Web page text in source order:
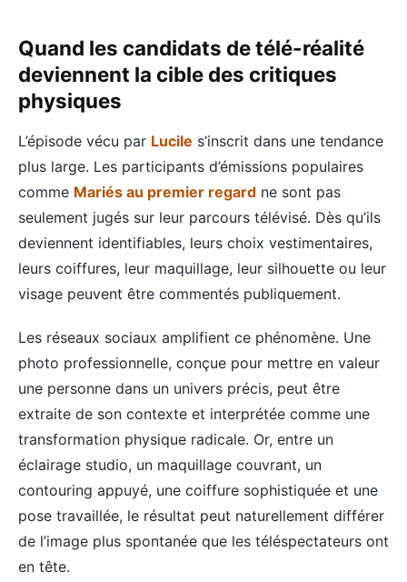
Quand les candidats de télé-réalité
deviennent la cible des critiques
physiques
L’épisode vécu par Lucile s’inscrit dans une tendance
plus large. Les participants d’émissions populaires
comme Mariés au premier regard ne sont pas
seulement jugés sur leur parcours télévisé. Dès qu’ils
deviennent identifiables, leurs choix vestimentaires,
leurs coiffures, leur maquillage, leur silhouette ou leur
visage peuvent être commentés publiquement.
Les réseaux sociaux amplifient ce phénomène. Une
photo professionnelle, conçue pour mettre en valeur
une personne dans un univers précis, peut être
extraite de son contexte et interprétée comme une
transformation physique radicale. Or, entre un
éclairage studio, un maquillage couvrant, un
contouring appuyé, une coiffure sophistiquée et une
pose travaillée, le résultat peut naturellement différer
de l’image plus spontanée que les téléspectateurs ont
en tête.